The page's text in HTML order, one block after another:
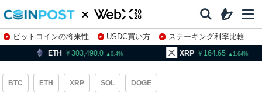
ビットコインの将来性 USDC買い方
ステーキング利率比較
株特集・関連銘柄
303,490.0 0.4 164.65 1.64
BTC ETH XRP SOL DOGE